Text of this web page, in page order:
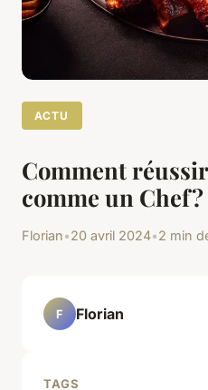
ACTU
Comment
comme un Chef?
Florian•20 avril 2024•2 min
F Florian
TAGS